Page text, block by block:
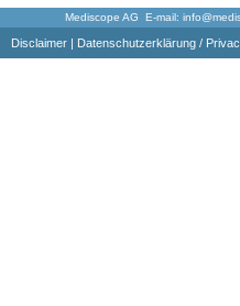
Mediscope AG E-mail:
Disclaimer| Datenschutzerklärung /